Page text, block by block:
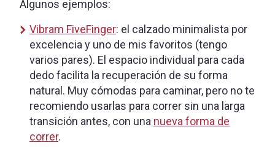
Algunos ejemplos:
Vibram FiveFinger: el calzado minimalista por
excelencia y uno de mis favoritos (tengo
varios pares). El espacio individual para cada
dedo facilita la recuperación de su forma
natural. Muy cómodas para caminar, pero no te
recomiendo usarlas para correr sin una larga
transición antes, con una nueva forma de
correr.